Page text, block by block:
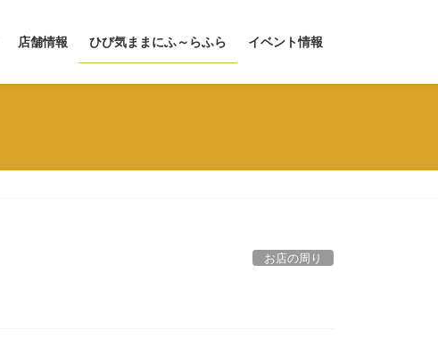
店舗情報 ひび気ままにふ～らふら イベント情報
お店の周り